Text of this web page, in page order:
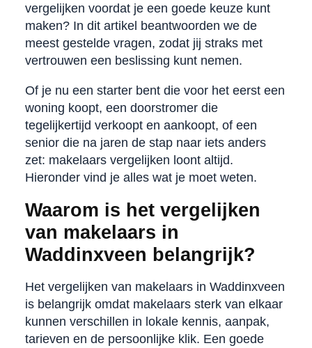
vergelijken voordat je een goede keuze kunt
maken? In dit artikel beantwoorden we de
meest gestelde vragen, zodat jij straks met
vertrouwen een beslissing kunt nemen.
Of je nu een starter bent die voor het eerst een
woning koopt, een doorstromer die
tegelijkertijd verkoopt en aankoopt, of een
senior die na jaren de stap naar iets anders
zet: makelaars vergelijken loont altijd.
Hieronder vind je alles wat je moet weten.
Waarom is het vergelijken
van makelaars in
Waddinxveen belangrijk?
Het vergelijken van makelaars in Waddinxveen
is belangrijk omdat makelaars sterk van elkaar
kunnen verschillen in lokale kennis, aanpak,
tarieven en de persoonlijke klik. Een goede